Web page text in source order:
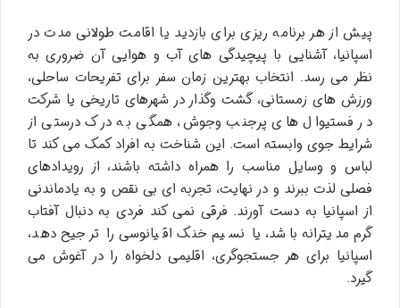
پیش از هر برنامه ریزی برای بازدید یا اقامت طولانی مدت در
اسپانیا، آشنایی با پیچیدگی های آب و هوایی آن ضروری به
نظر می رسد. انتخاب بهترین زمان سفر برای تفریحات ساحلی،
ورزش های زمستانی، گشت وگذار در شهرهای تاریخی یا شرکت
در فستیوال های پرجنب وجوش، همگی به درک درستی از
شرایط جوی وابسته است. این شناخت به افراد کمک می کند تا
لباس و وسایل مناسب را همراه داشته باشند، از رویدادهای
فصلی لذت ببرند و در نهایت، تجربه ای بی نقص و به یادماندنی
از اسپانیا به دست آورند. فرقی نمی کند فردی به دنبال آفتاب
گرم مدیترانه باشد، یا نسیم خنک اقیانوسی را ترجیح دهد،
اسپانیا برای هر جستجوگری، اقلیمی دلخواه را در آغوش می
گیرد.